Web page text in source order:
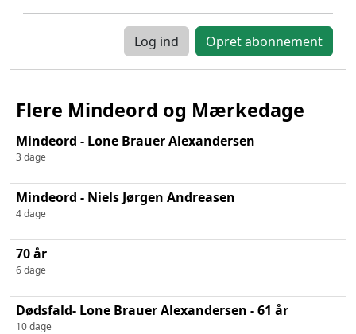
Log ind
Flere Mindeord og Mærkedage
Mindeord - Lone Brauer Alexandersen
3 dage
Mindeord - Niels Jørgen Andreasen
4 dage
70 år
6 dage
Dødsfald- Lone Brauer Alexandersen - 61 år
10 dage